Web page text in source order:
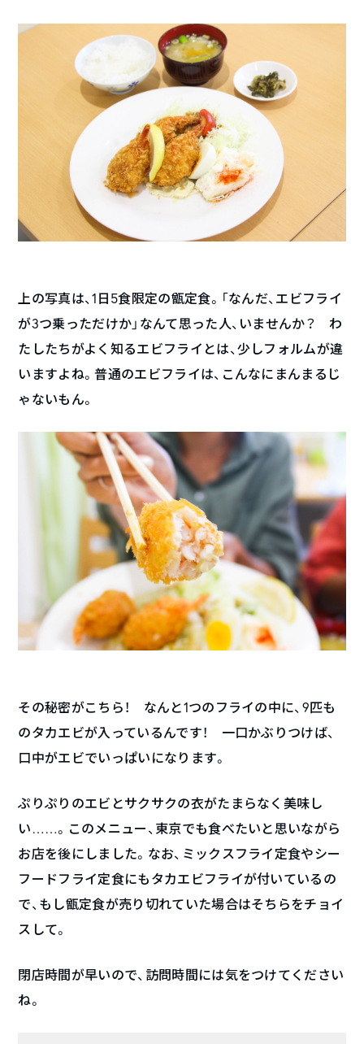
上の写真は、1日5食限定の甑定食。「なんだ、エビフライ
が3つ乗っただけか」なんて思った人、いませんか？ わ
たしたちがよく知るエビフライとは、少しフォルムが違
いますよね。普通のエビフライは、こんなにまんまるじ
ゃないもん。
その秘密がこちら！ なんと1つのフライの中に、9匹も
のタカエビが入っているんです！ 一口かぶりつけば、
口中がエビでいっぱいになります。
ぷりぷりのエビとサクサクの衣がたまらなく美味し
い……。このメニュー、東京でも食べたいと思いながら
お店を後にしました。なお、ミックスフライ定食やシー
フードフライ定食にもタカエビフライが付いているの
で、もし甑定食が売り切れていた場合はそちらをチョイ
スして。
閉店時間が早いので、訪問時間には気をつけてください
ね。